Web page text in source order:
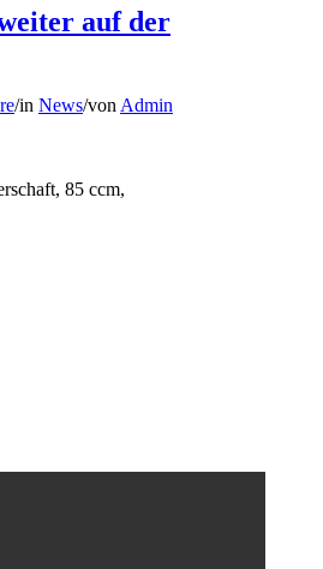
auf der
/in News/von Admin
85 ccm,